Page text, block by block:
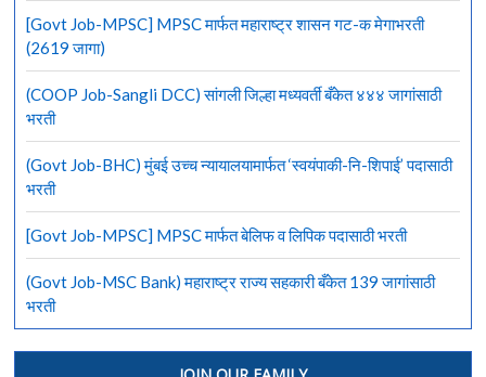
[Govt Job-MPSC] MPSC मार्फत महाराष्ट्र शासन गट-क मेगाभरती
(2619 जागा)
(COOP Job-Sangli DCC) सांगली जिल्हा मध्यवर्ती बँकेत ४४४ जागांसाठी
भरती
(Govt Job-BHC) मुंबई उच्च न्यायालयामार्फत ‘स्वयंपाकी-नि-शिपाई’ पदासाठी
भरती
[Govt Job-MPSC] MPSC मार्फत बेलिफ व लिपिक पदासाठी भरती
(Govt Job-MSC Bank) महाराष्ट्र राज्य सहकारी बँकेत 139 जागांसाठी
भरती